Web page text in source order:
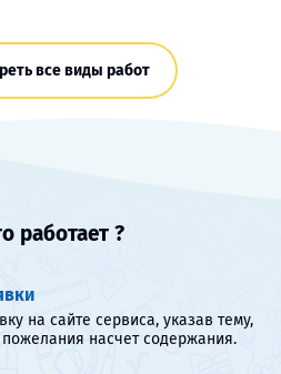
все виды работ
работает ?
на сайте сервиса, указав тему,
насчет содержания.